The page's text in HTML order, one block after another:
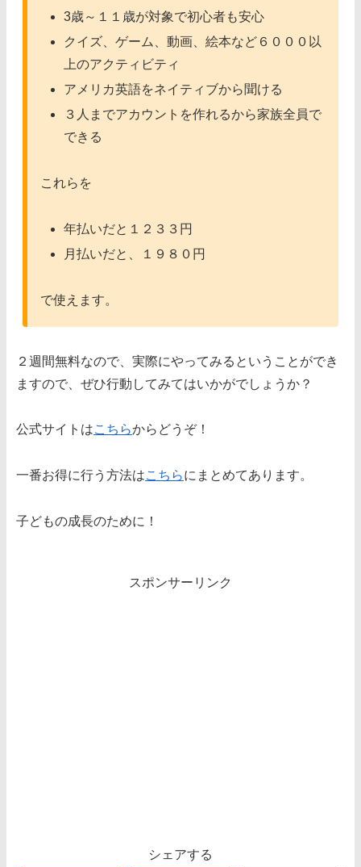
3歳～１１歳が対象で初心者も安心
クイズ、ゲーム、動画、絵本など６０００以
上のアクティビティ
アメリカ英語をネイティブから聞ける
３人までアカウントを作れるから家族全員で
できる
これらを
年払いだと１２３３円
月払いだと、１９８０円
で使えます。
２週間無料なので、実際にやってみるということができ
ますので、ぜひ行動してみてはいかがでしょうか？
公式サイトはこちらからどうぞ！
一番お得に行う方法はこちらにまとめてあります。
子どもの成長のために！
スポンサーリンク
シェアする